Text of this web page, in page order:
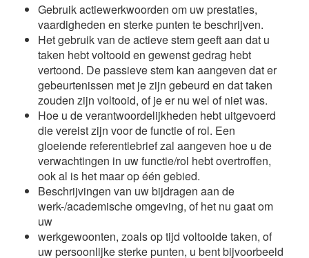
Gebruik actiewerkwoorden om uw prestaties,
vaardigheden en sterke punten te beschrijven.
Het gebruik van de actieve stem geeft aan dat u
taken hebt voltooid en gewenst gedrag hebt
vertoond. De passieve stem kan aangeven dat er
gebeurtenissen met je zijn gebeurd en dat taken
zouden zijn voltooid, of je er nu wel of niet was.
Hoe u de verantwoordelijkheden hebt uitgevoerd
die vereist zijn voor de functie of rol. Een
gloeiende referentiebrief zal aangeven hoe u de
verwachtingen in uw functie/rol hebt overtroffen,
ook al is het maar op één gebied.
Beschrijvingen van uw bijdragen aan de
werk-/academische omgeving, of het nu gaat om
uw
werkgewoonten, zoals op tijd voltooide taken, of
uw persoonlijke sterke punten, u bent bijvoorbeeld